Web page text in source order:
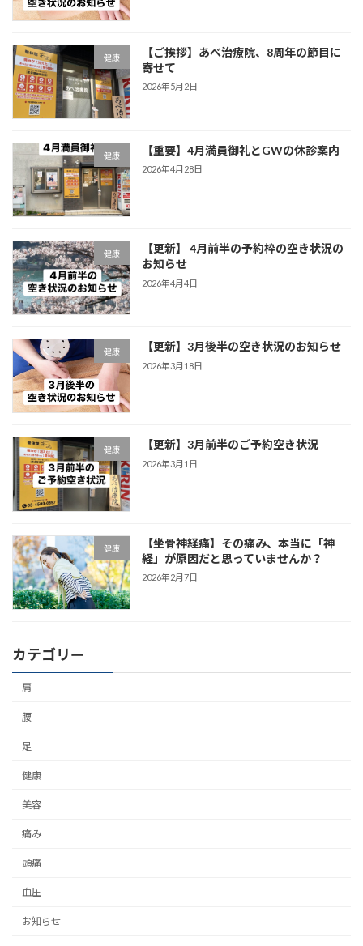
健康
【ご挨拶】あべ治療院、8周年の節目に
寄せて
2026年5月2日
健康 【重要】4月満員御礼とGWの休診案内
2026年4月28日
健康
【更新】 4月前半の予約枠の空き状況の
お知らせ
2026年4月4日
健康 【更新】3月後半の空き状況のお知らせ
2026年3月18日
健康 【更新】3月前半のご予約空き状況
2026年3月1日
健康
【坐骨神経痛】その痛み、本当に「神
経」が原因だと思っていませんか？
2026年2月7日
カテゴリー
肩
腰
足
健康
美容
痛み
頭痛
血圧
お知らせ